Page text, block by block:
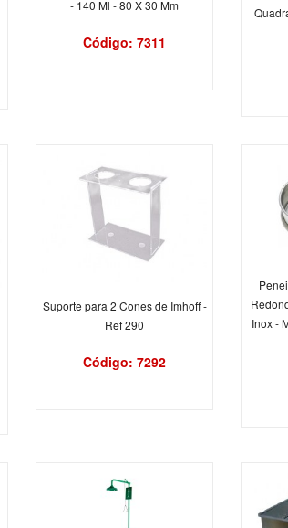
- 140 Ml - 80 X 30 Mm
Código: 7311
Suporte para 2 Cones de Imhoff -
Ref 290
Código: 7292
Inox -